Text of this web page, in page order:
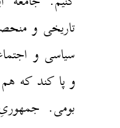
تاریخی و
سیاسی و
و پا کند که
بومی.